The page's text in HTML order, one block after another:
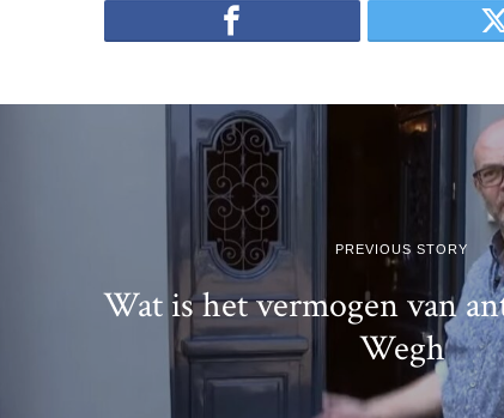
PREVIOUS STORY
Wat is het vermogen van
Wegh